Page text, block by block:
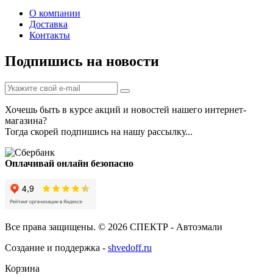
О компании
Доставка
Контакты
Подпишись на новости
Хочешь быть в курсе акций и новостей нашего интернет-
магазина?
Тогда скорей подпишись на нашу рассылку...
Оплачивай онлайн безопасно
Все права защищены. © 2026 СПЕКТР - Автоэмали
Создание и поддержка - shvedoff.ru
Корзина